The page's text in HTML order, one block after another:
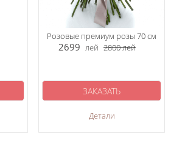
Розовые премиум розы 70 см
2699 лей 2800лей
Детали
ЗАКАЗАТЬ